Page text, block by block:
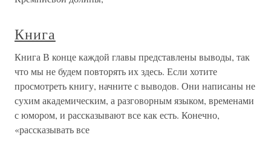
Книга
Книга В конце каждой главы представлены выводы, так
что мы не будем повторять их здесь. Если хотите
просмотреть книгу, начните с выводов. Они написаны не
сухим академическим, а разговорным языком, временами
с юмором, и рассказывают все как есть. Конечно,
«рассказывать все